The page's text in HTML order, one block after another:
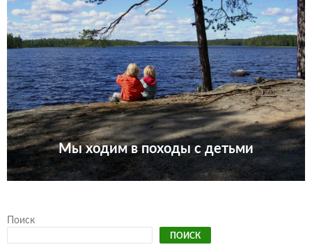
Мы ходим в походы с детьми
Поиск
ПОИСК